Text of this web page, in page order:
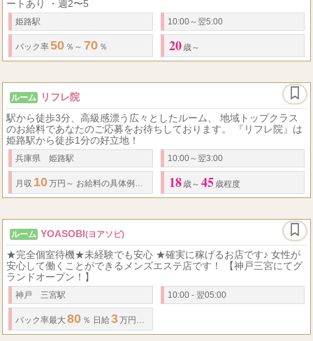
ートあり ・週2〜5
姫路駅 10:00～翌5:00
バック率50 ％～ 70 ％ 20 歳～
ルーム
リフレ院
駅から徒歩3分、高級感漂う広々としたルーム、 地域トップクラス
のお給料であなたのご応募をお待ちしております。 『リフレ院』は
姫路駅から徒歩1分の好立地！
兵庫県 姫路駅 10:00～翌3:00
月収 10万円～ お給料の具体例としては、 1日5 時間、週3
18 歳～ 45 歳程度
ルーム YOASOBI(ヨアソビ)
★完全個室待機★未経験でも安心 ★確実に稼げるお店です♪ 女性が
安心して働くことができるメンズエステ店です！ 【神戸三宮にてグ
ランドオープン！】
神戸 三宮駅 10:00 - 翌05:00
バック率最大80 ％ 日給 3万円以上可能です！ 日払いOK！！